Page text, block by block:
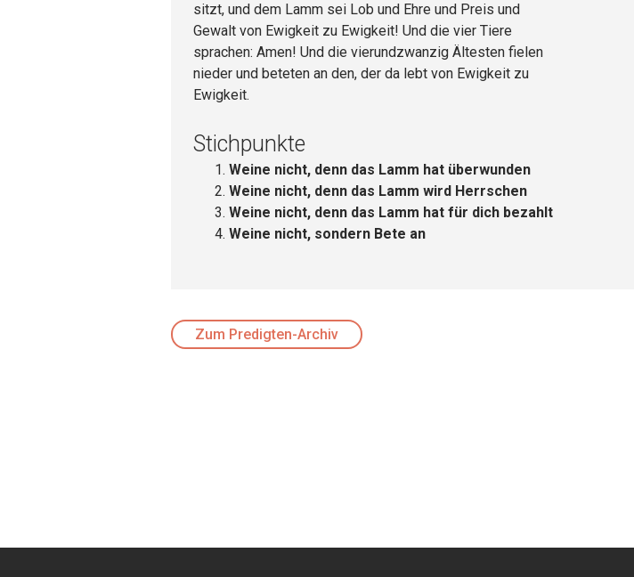
sitzt, und dem Lamm sei Lob und Ehre und Preis und
Gewalt von Ewigkeit zu Ewigkeit! Und die vier Tiere
sprachen: Amen! Und die vierundzwanzig Ältesten fielen
nieder und beteten an den, der da lebt von Ewigkeit zu
Ewigkeit.
Stichpunkte
Weine nicht, denn das Lamm hat überwunden
Weine nicht, denn das Lamm wird Herrschen
Weine nicht, denn das Lamm hat für dich bezahlt
Weine nicht, sondern Bete an
Zum Predigten-Archiv